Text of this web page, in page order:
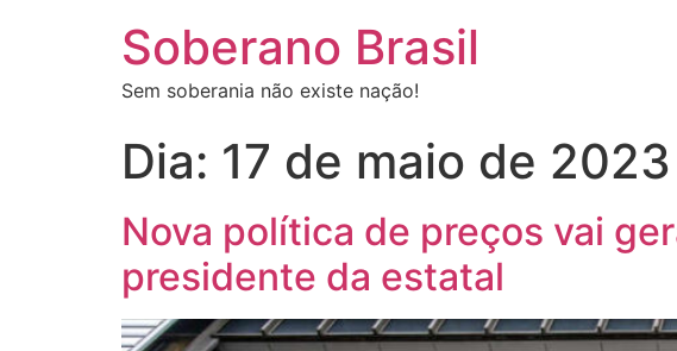
Soberano Brasil
Sem soberania não existe nação!
Dia: 17 de maio de 2023
Nova política de preços vai
presidente da estatal